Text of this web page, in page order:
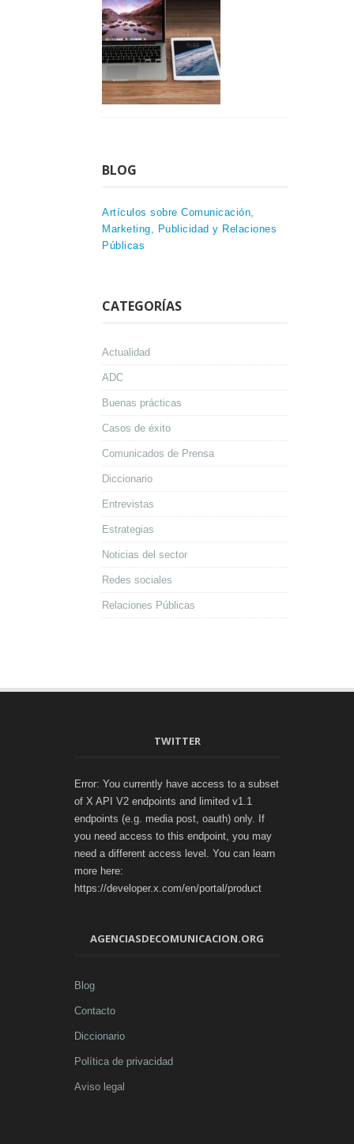
BLOG
Artículos sobre Comunicación,
Marketing, Publicidad y Relaciones
Públicas
CATEGORÍAS
Actualidad
ADC
Buenas prácticas
Casos de éxito
Comunicados de Prensa
Diccionario
Entrevistas
Estrategias
Noticias del sector
Redes sociales
Relaciones Públicas
TWITTER
Error: You currently have access to a subset
of X API V2 endpoints and limited v1.1
endpoints (e.g. media post, oauth) only. If
you need access to this endpoint, you may
need a different access level. You can learn
more here:
https://developer.x.com/en/portal/product
AGENCIASDECOMUNICACION.ORG
Blog
Contacto
Diccionario
Política de privacidad
Aviso legal